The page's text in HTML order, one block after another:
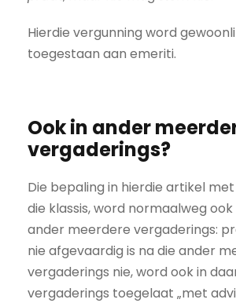
Hierdie vergunning word
toegestaan aan emeriti.
Ook in ander
vergaderings?
Die bepaling in hierdie artikel
die klassis, word normaalweg
ander meerdere vergaderings:
nie afgevaardig is na die ander
vergaderings nie, word ook in
vergaderings toegelaat „met